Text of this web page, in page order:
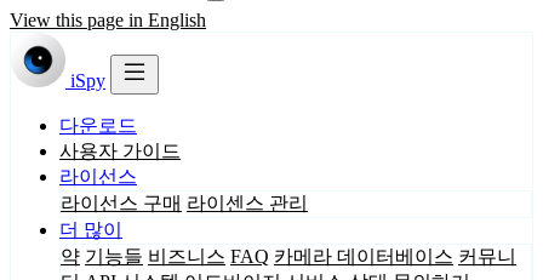
View this page in English
iSpy
다운로드
사용자 가이드
라이선스
라이선스 구매 라이센스 관리
더 많이
약 기능들 비즈니스 FAQ 카메라 데이터베이스 커뮤니